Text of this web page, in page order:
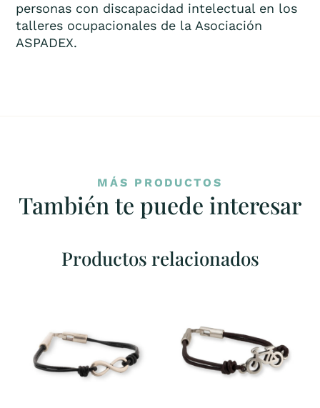
personas con discapacidad intelectual en los
talleres ocupacionales de la Asociación
ASPADEX.
MÁS PRODUCTOS
También te puede interesar
Productos relacionados